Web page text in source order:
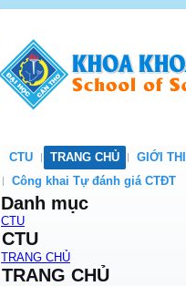
CTU TRANG CHỦ GIỚI
Công khai Tự đánh giá CTĐT
Danh mục
CTU
CTU
TRANG CHỦ
TRANG CHỦ